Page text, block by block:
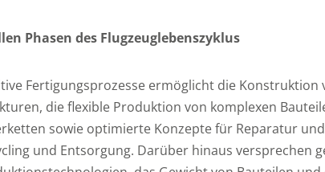
Phasen des Flugzeuglebenszyklus
Fertigungsprozesse ermöglicht die Konstruktion
die flexible Produktion von komplexen
sowie optimierte Konzepte für Reparatur
und Entsorgung. Darüber hinaus versprechen